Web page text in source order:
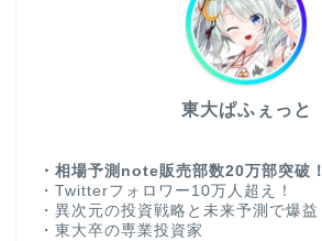
東大ぱふぇっと
・相場予測note販売部数20万部突破！
・Twitterフォロワー10万人超え！
・異次元の投資戦略と未来予測で爆益
・東大卒の専業投資家